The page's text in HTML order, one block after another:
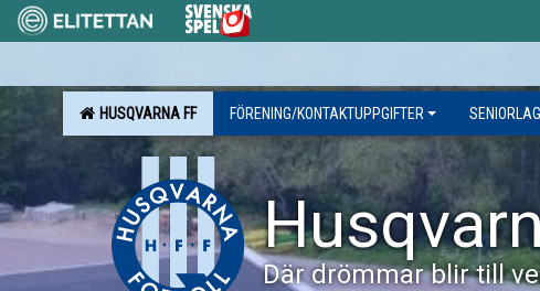
HUSQVARNA FF FÖRENING/KONTAKTUPPGIFTER SENIORLAG
Där drömmar blir till